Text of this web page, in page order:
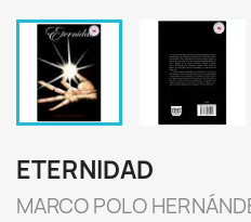
ETERNIDAD
MARCO POLO